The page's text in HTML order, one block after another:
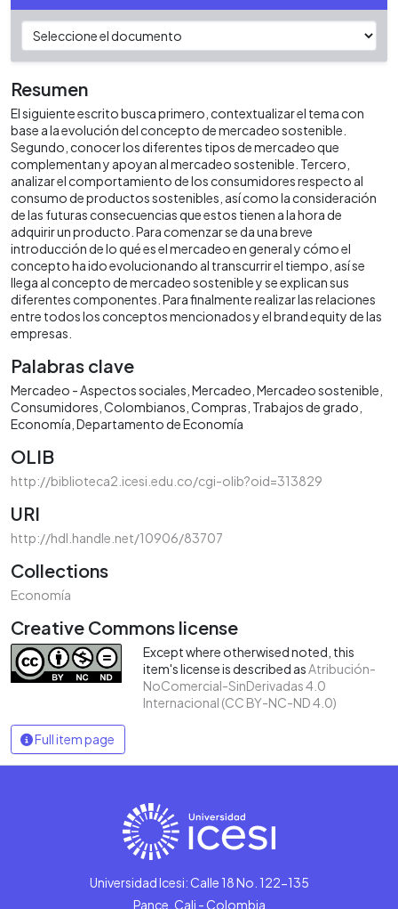
Resumen
El siguiente escrito busca primero, contextualizar el tema con
base a la evolución del concepto de mercadeo sostenible.
Segundo, conocer los diferentes tipos de mercadeo que
complementan y apoyan al mercadeo sostenible. Tercero,
analizar el comportamiento de los consumidores respecto al
consumo de productos sostenibles, así como la consideración
de las futuras consecuencias que estos tienen a la hora de
adquirir un producto. Para comenzar se da una breve
introducción de lo qué es el mercadeo en general y cómo el
concepto ha ido evolucionando al transcurrir el tiempo, así se
llega al concepto de mercadeo sostenible y se explican sus
diferentes componentes. Para finalmente realizar las relaciones
entre todos los conceptos mencionados y el brand equity de las
empresas.
Palabras clave
Mercadeo - Aspectos sociales Mercadeo Mercadeo sostenible
Consumidores Colombianos Compras Trabajos de grado
Economía Departamento de Economía
OLIB
http://biblioteca2.icesi.edu.co/cgi-olib?oid=313829
URI
http://hdl.handle.net/10906/83707
Collections
Economía
Creative Commons license
Except where otherwised noted, this
item's license is described asAtribución-
NoComercial-SinDerivadas 4.0
Internacional (CC BY-NC-ND 4.0)
Full item page
Universidad Icesi: Calle 18 No. 122-135
Pance, Cali - Colombia